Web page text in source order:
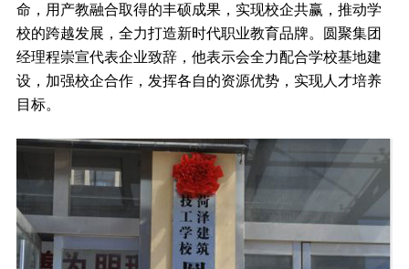
命，用产教融合取得的丰硕成果，实现校企共赢，推动学
校的跨越发展，全力打造新时代职业教育品牌。圆聚集团
经理程崇宣代表企业致辞，他表示会全力配合学校基地建
设，加强校企合作，发挥各自的资源优势，实现人才培养
目标。